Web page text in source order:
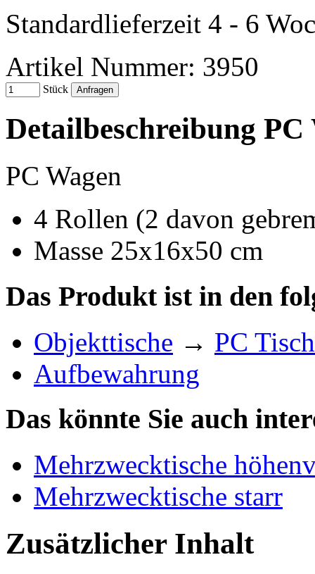
Standardlieferzeit 4 - 6
Artikel Nummer: 3950
Stück
Detailbeschreibung PC
PC Wagen
4 Rollen (2 davon
Masse 25x16x50 cm
Das Produkt ist in den
Objekttische → PC
Aufbewahrung
Das könnte Sie auch
Mehrzwecktische
Mehrzwecktische starr
Zusätzlicher Inhalt